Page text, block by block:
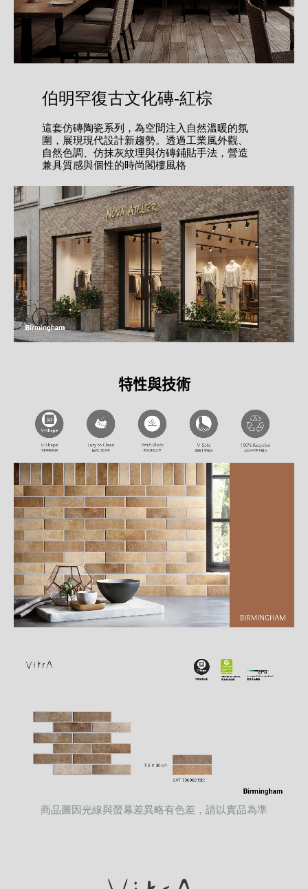
伯明罕復古文化磚-紅棕
這套仿磚陶瓷系列，為空間注入自然溫暖的氛
圍，展現現代設計新趨勢。透過工業風外觀、
自然色調、仿抹灰紋理與仿磚鋪貼手法，營造
兼具質感與個性的時尚閣樓風格
特性與技術
商品圖因光線與螢幕差異略有色差，請以實品為準